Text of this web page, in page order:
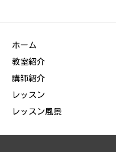
ホーム
教室紹介
講師紹介
レッスン
レッスン風景